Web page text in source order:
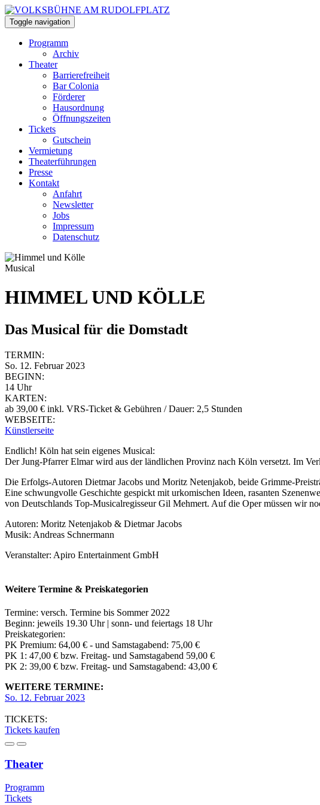
Toggle navigation
Programm
Archiv
Theater
Barrierefreiheit
Bar Colonia
Förderer
Hausordnung
Öffnungszeiten
Tickets
Gutschein
Vermietung
Theaterführungen
Presse
Kontakt
Anfahrt
Newsletter
Jobs
Impressum
Datenschutz
Musical
HIMMEL UND KÖLLE
Das Musical für die Domstadt
TERMIN:
So. 12. Februar 2023
BEGINN:
14 Uhr
KARTEN:
ab 39,00 € inkl. VRS-Ticket & Gebühren / Dauer: 2,5 Stunden
WEBSEITE:
Künstlerseite
Endlich! Köln hat sein eigenes Musical:
Der Jung-Pfarrer Elmar wird aus der ländlichen Provinz nach Köln versetzt. Im
Die Erfolgs-Autoren Dietmar Jacobs und Moritz Netenjakob, beide Grimme-
Eine schwungvolle Geschichte gespickt mit urkomischen Ideen, rasanten
von Deutschlands Top-Musicalregisseur Gil Mehmert. Auf die Oper müssen wir
Autoren: Moritz Netenjakob & Dietmar Jacobs
Musik: Andreas Schnermann
Veranstalter: Apiro Entertainment GmbH
Weitere Termine & Preiskategorien
Termine: versch. Termine bis Sommer 2022
Beginn: jeweils 19.30 Uhr | sonn- und feiertags 18 Uhr
Preiskategorien:
PK Premium: 64,00 € - und Samstagabend: 75,00 €
PK 1: 47,00 € bzw. Freitag- und Samstagabend 59,00 €
PK 2: 39,00 € bzw. Freitag- und Samstagabend: 43,00 €
WEITERE TERMINE:
So. 12. Februar 2023
TICKETS:
Tickets kaufen
Theater
Programm
Tickets